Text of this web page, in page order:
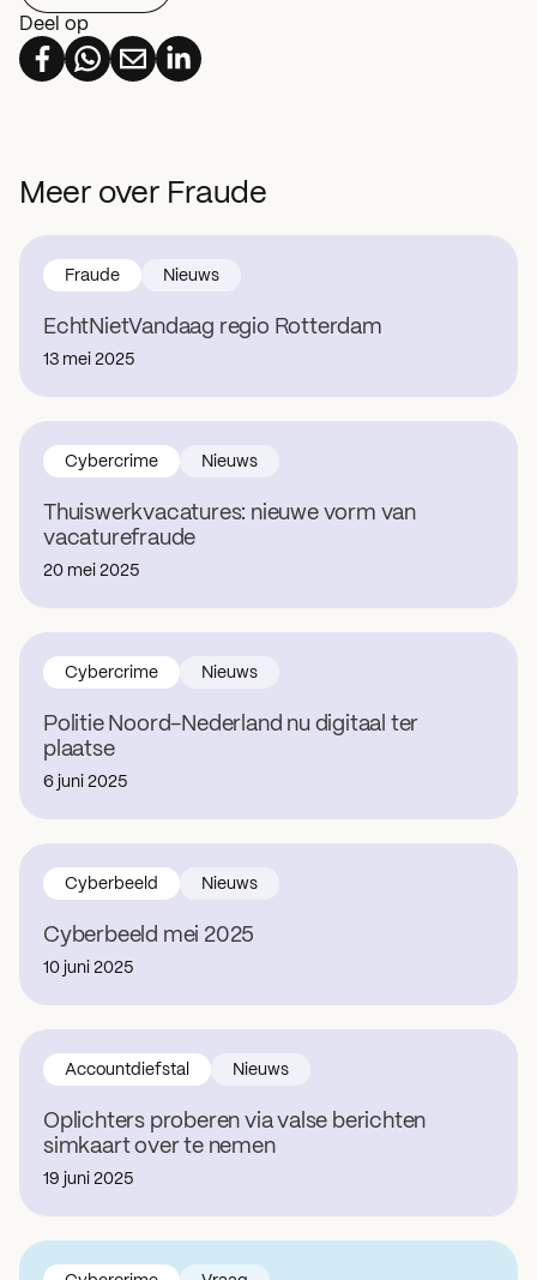
Deel op
Meer over Fraude
EchtNietVandaag regio Rotterdam
Fraude Nieuws
13 mei 2025
Thuiswerkvacatures: nieuwe vorm van
vacaturefraude
Cybercrime Nieuws
20 mei 2025
Politie Noord-Nederland nu digitaal ter
plaatse
Cybercrime Nieuws
6 juni 2025
Cyberbeeld mei 2025
Cyberbeeld Nieuws
10 juni 2025
Oplichters proberen via valse berichten
simkaart over te nemen
Accountdiefstal Nieuws
19 juni 2025